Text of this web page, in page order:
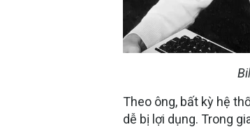
Theo ông, bất kỳ hệ
dễ bị lợi dụng. Trong